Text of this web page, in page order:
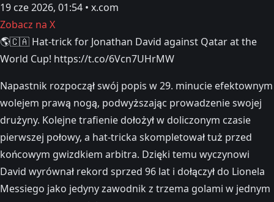
19 cze 2026, 01:54 • x.com
Zobacz na X
🌎🇨🇦 Hat-trick for Jonathan David against Qatar at the
World Cup! https://t.co/6Vcn7UHrMW
Napastnik rozpoczął swój popis w 29. minucie efektownym
wolejem prawą nogą, podwyższając prowadzenie swojej
drużyny. Kolejne trafienie dołożył w doliczonym czasie
pierwszej połowy, a hat-tricka skompletował tuż przed
końcowym gwizdkiem arbitra. Dzięki temu wyczynowi
David wyrównał rekord sprzed 96 lat i dołączył do Lionela
Messiego jako jedyny zawodnik z trzema golami w jednym